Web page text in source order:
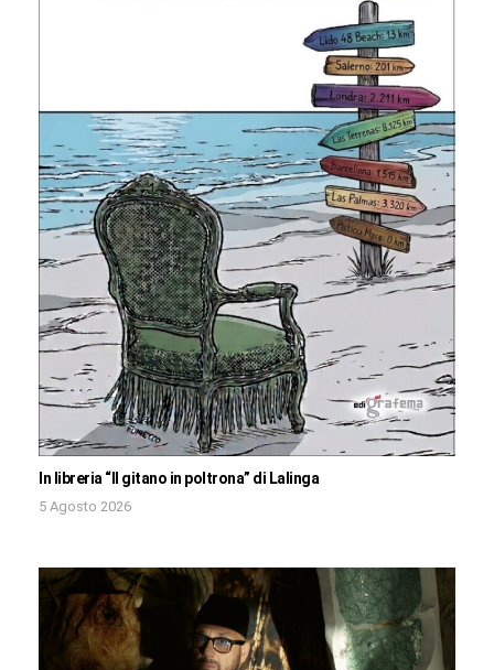
In libreria “Il gitano in poltrona” di Lalinga
5 Agosto 2026